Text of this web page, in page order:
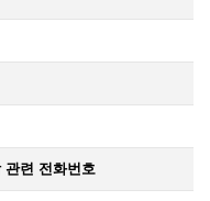
련 전화번호